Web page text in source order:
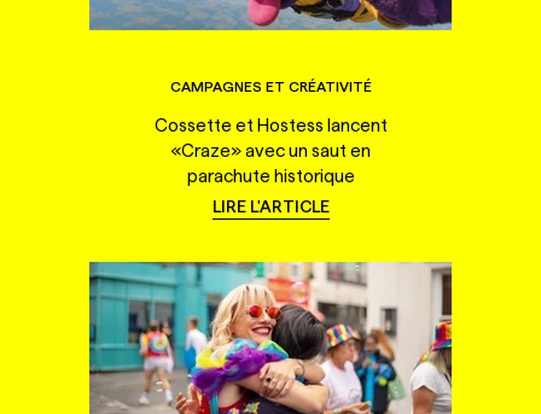
CAMPAGNES ET CRÉATIVITÉ
Cossette et Hostess lancent
«Craze» avec un saut en
parachute historique
LIRE L'ARTICLE